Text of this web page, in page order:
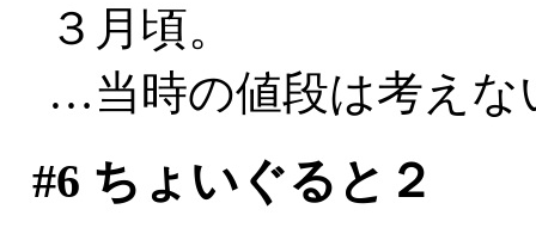
３月頃。
…当時の値段は考えな
#6 ちょいぐると２